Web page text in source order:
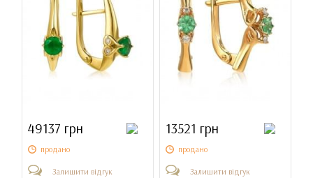
49137 грн
продано
Залишити відгук
13521 грн
продано
Залишити відгук